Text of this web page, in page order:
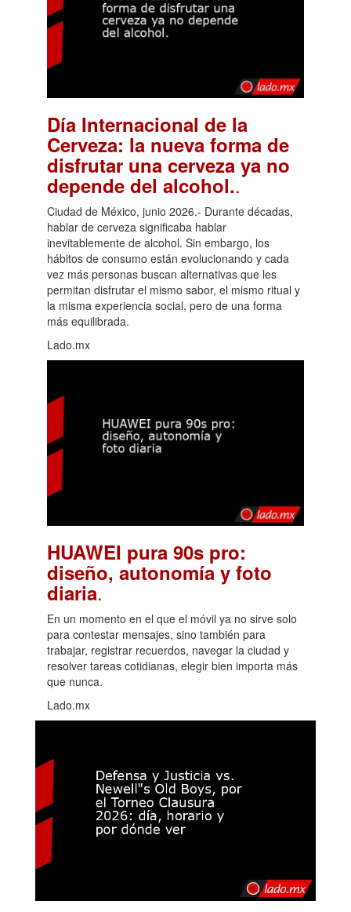
Día Internacional de la
Cerveza: la nueva forma de
disfrutar una cerveza ya no
depende del alcohol..
Ciudad de México, junio 2026.- Durante décadas,
hablar de cerveza significaba hablar
inevitablemente de alcohol. Sin embargo, los
hábitos de consumo están evolucionando y cada
vez más personas buscan alternativas que les
permitan disfrutar el mismo sabor, el mismo ritual y
la misma experiencia social, pero de una forma
más equilibrada.
Lado.mx
HUAWEI pura 90s pro:
diseño, autonomía y foto
diaria.
En un momento en el que el móvil ya no sirve solo
para contestar mensajes, sino también para
trabajar, registrar recuerdos, navegar la ciudad y
resolver tareas cotidianas, elegir bien importa más
que nunca.
Lado.mx